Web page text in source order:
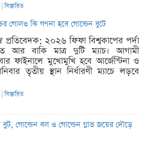
|বিস্তারিত
গোলও কি গণনা হবে গোল্ডেন বুটে
প্রতিবেদক: ২০২৬ ফিফা বিশ্বকাপের পর্দা
আর বাকি মাত্র দুটি ম্যাচ। আগামী
ফাইনালে মুখোমুখি হবে আর্জেন্টিনা ও
তৃতীয় স্থান নির্ধারণী ম্যাচে লড়বে
|বিস্তারিত
বুট, গোল্ডেন বল ও গোল্ডেন গ্লাভ জয়ের দৌড়ে